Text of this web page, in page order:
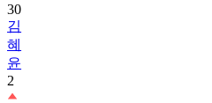
30
김
혜
윤
2